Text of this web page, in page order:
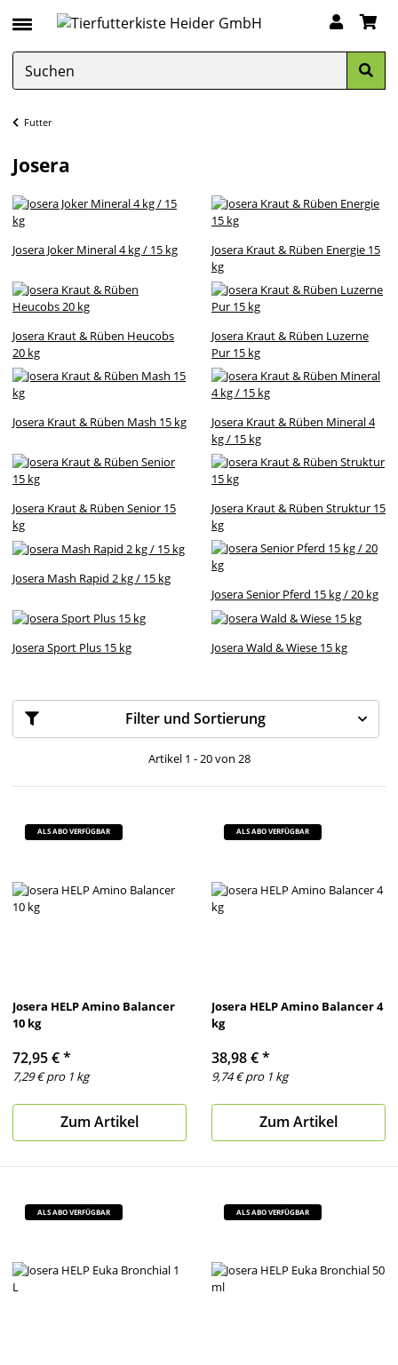
Futter
Josera
Josera Joker Mineral 4 kg / 15 kg
Josera Kraut & Rüben Energie 15
kg
Josera Kraut & Rüben Heucobs
20 kg
Josera Kraut & Rüben Luzerne
Pur 15 kg
Josera Kraut & Rüben Mash 15 kg
Josera Kraut & Rüben Mineral 4
kg / 15 kg
Josera Kraut & Rüben Senior 15
kg
Josera Kraut & Rüben Struktur 15
kg
Josera Mash Rapid 2 kg / 15 kg
Josera Senior Pferd 15 kg / 20 kg
Josera Sport Plus 15 kg Josera Wald & Wiese 15 kg
Filter und Sortierung
Artikel 1 - 20 von 28
ALS ABO VERFÜGBAR
Josera HELP Amino Balancer
10 kg
72,95 €*
7,29 € pro 1 kg
Zum Artikel
ALS ABO VERFÜGBAR
Josera HELP Amino Balancer 4
kg
38,98 €*
9,74 € pro 1 kg
Zum Artikel
ALS ABO VERFÜGBAR ALS ABO VERFÜGBAR